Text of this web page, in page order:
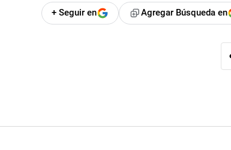
+ Seguir en Agregar Búsqueda en